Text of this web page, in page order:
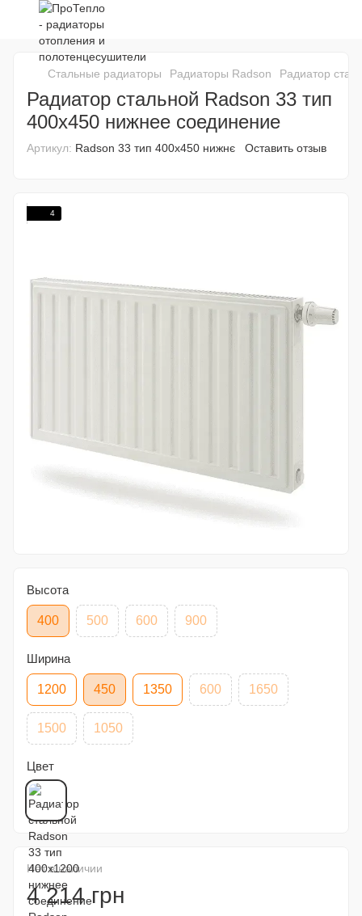
Стальные радиаторы Радиаторы Radson Радиатор
Радиатор стальной Radson 33 тип
400х450 нижнее соединение
Артикул: Radson 33 тип 400х450 нижнє Оставить отзыв
4
Высота
400 500 600 900
Ширина
1200 450 1350 600 1650
1500 1050
Цвет
Нет в наличии
4 214 грн